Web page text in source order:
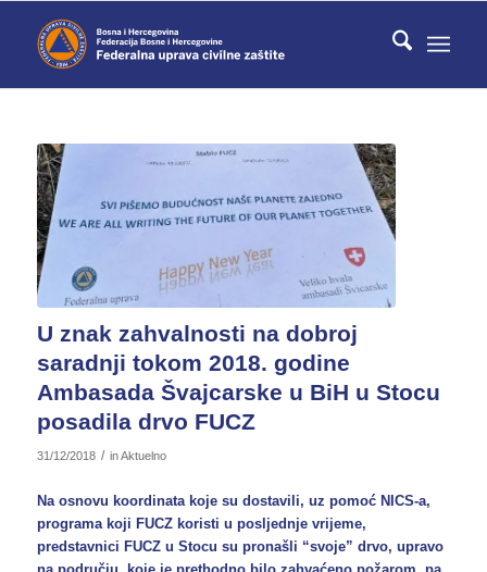
U znak zahvalnosti na dobroj
saradnji tokom 2018. godine
Ambasada Švajcarske u BiH u Stocu
posadila drvo FUCZ
31/12/2018 / inAktuelno
Na osnovu koordinata koje su dostavili, uz pomoć NICS-a,
programa koji FUCZ koristi u posljednje vrijeme,
predstavnici FUCZ u Stocu su pronašli “svoje” drvo, upravo